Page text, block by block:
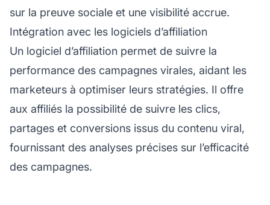
sur la preuve sociale et une visibilité accrue.
Intégration avec les logiciels d’affiliation
Un logiciel d’affiliation permet de suivre la
performance des campagnes virales, aidant les
marketeurs à optimiser leurs stratégies. Il offre
aux affiliés la possibilité de suivre les clics,
partages et conversions issus du contenu viral,
fournissant des analyses précises sur l’efficacité
des campagnes.